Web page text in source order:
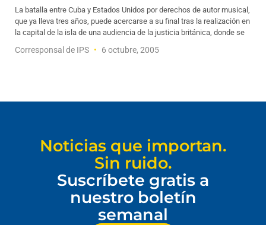
La batalla entre Cuba y Estados Unidos por derechos de autor musical,
que ya lleva tres años, puede acercarse a su final tras la realización en
la capital de la isla de una audiencia de la justicia británica, donde se
Corresponsal de IPS 6 octubre, 2005
Noticias que importan.
Sin ruido.
Suscríbete gratis a
nuestro boletín
semanal